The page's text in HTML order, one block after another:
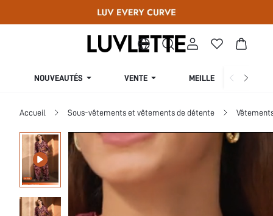
NOUVEAUTÉS VENTE MEILLEURES VENTES
Accueil Sous-vêtements et vêtements de détente